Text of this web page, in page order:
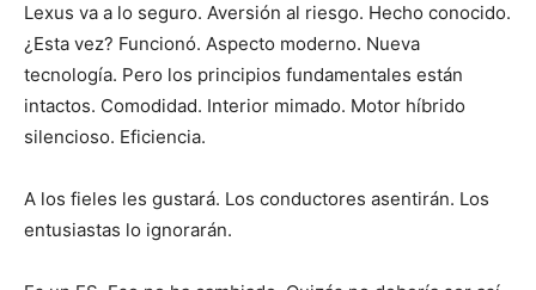
Lexus va a lo seguro. Aversión al riesgo. Hecho conocido.
¿Esta vez? Funcionó. Aspecto moderno. Nueva
tecnología. Pero los principios fundamentales están
intactos. Comodidad. Interior mimado. Motor híbrido
silencioso. Eficiencia.
A los fieles les gustará. Los conductores asentirán. Los
entusiastas lo ignorarán.